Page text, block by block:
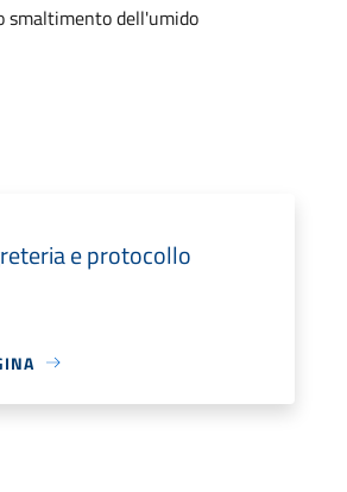
smaltimento dell'umido
e protocollo